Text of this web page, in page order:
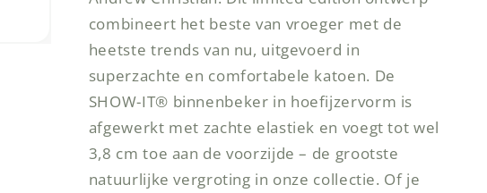
combineert het beste van vroeger met de
heetste trends van nu, uitgevoerd in
superzachte en comfortabele katoen. De
SHOW-IT® binnenbeker in hoefijzervorm is
afgewerkt met zachte elastiek en voegt tot wel
3,8 cm toe aan de voorzijde – de grootste
natuurlijke vergroting in onze collectie. Of je